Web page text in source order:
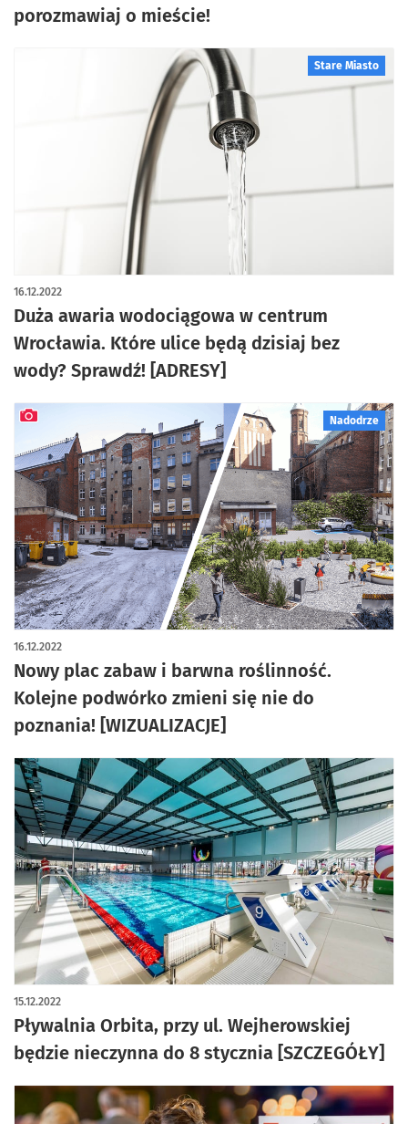
porozmawiaj o mieście!
Stare Miasto
Duża awaria wodociągowa w centrum
Wrocławia. Które ulice będą dzisiaj bez
wody? Sprawdź! [ADRESY]
16.12.2022
Nadodrze
Nowy plac zabaw i barwna roślinność.
Kolejne podwórko zmieni się nie do
poznania! [WIZUALIZACJE]
16.12.2022
artykuł z galerią zdjęć
Pływalnia Orbita, przy ul. Wejherowskiej
będzie nieczynna do 8 stycznia [SZCZEGÓŁY]
15.12.2022